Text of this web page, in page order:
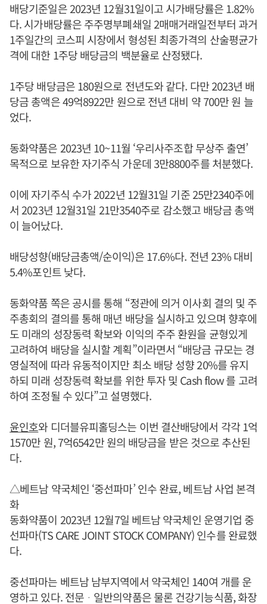
배당기준일은 2023년 12월31일이고 시가배당률은 1.82%
다. 시가배당률은 주주명부폐쇄일 2매매거래일전부터 과거
1주일간의 코스피 시장에서 형성된 최종가격의 산술평균가
격에 대한 1주당 배당금의 백분율로 산정됐다.
1주당 배당금은 180원으로 전년도와 같다. 다만 2023년 배
당금 총액은 49억8922만 원으로 전년 대비 약 700만 원 늘
었다.
동화약품은 2023년 10~11월 ‘우리사주조합 무상주 출연’
목적으로 보유한 자기주식 가운데 3만8800주를 처분했다.
이에 자기주식 수가 2022년 12월31일 기준 25만2340주에
서 2023년 12월31일 21만3540주로 감소했고 배당금 총액
이 늘어났다.
배당성향(배당금총액/순이익)은 17.6%다. 전년 23% 대비
5.4%포인트 낮다.
동화약품 쪽은 공시를 통해 “정관에 의거 이사회 결의 및 주
주총회의 결의를 통해 매년 배당을 실시하고 있으며 향후에
도 미래의 성장동력 확보와 이익의 주주 환원을 균형있게
고려하여 배당을 실시할 계획”이라면서 “배당금 규모는 경
영실적에 따라 유동적이지만 최소 배당 성향 20%를 유지
하되 미래 성장동력 확보를 위한 투자 및 Cash flow 를 고려
하여 조정될 수 있다”고 설명했다.
윤인호와 디더블유피홀딩스는 이번 결산배당에서 각각 1억
1570만 원, 7억6542만 원의 배당금을 받은 것으로 추산된
다.
△베트남 약국체인 ‘중선파마’ 인수 완료, 베트남 사업 본격
화
동화약품이 2023년 12월7일 베트남 약국체인 운영기업 중
선파마(TS CARE JOINT STOCK COMPANY) 인수를 완료했
다.
중선파마는 베트남 남부지역에서 약국체인 140여 개를 운
영하고 있다. 전문ᆞ일반의약품은 물론 건강기능식품, 화장